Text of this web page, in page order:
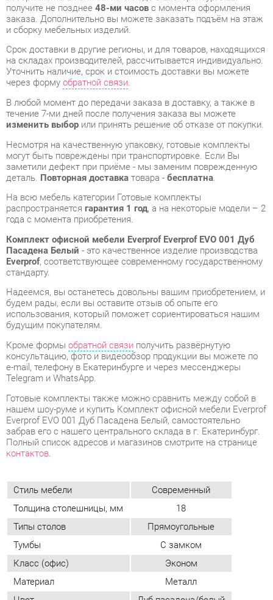
Срок доставки в другие регионы, и для товаров, находящихся
на складах производителей, рассчитывается индивидуально.
Уточнить наличие, срок и стоимость доставки вы можете
через форму обратной связи
В любой момент до передачи заказа в доставку, а также в
течение 7-ми дней после получения заказа вы можете
изменить выборили принять решение об отказе от покупки.
Несмотря на качественную упаковку, готовые комплекты
могут быть повреждены при транспортировке. Если Вы
заметили дефект при приёме - мы заменим поврежденную
деталь.Повторная доставка товара -бесплатна.
На всю мебель категории Готовые комплекты
распространяетсягарантия 1 год, а на некоторые модели – 2
года с момента приобретения.
Пасадена Белый- это качественное изделие производства
Everprof, соответствующее современному государственному
стандарту.
Надеемся, вы останетесь довольны вашим приобретением, и
будем рады, если вы оставите отзыв об опыте его
использования, который поможет сориентироваться нашим
будущим покупателям.
Кроме формы обратной связиполучить развёрнутую
консультацию, фото и видеообзор продукции вы можете по
e-mail, телефону в Екатеринбурге и через мессенджеры
Telegram и WhatsApp.
Готовые комплекты также можно сравнить между собой в
нашем шоу-руме и купить Комплект офисной мебели Everprof
Everprof EVO 001 Дуб Пасадена Белый, самостоятельно
забрав его с нашего центрального склада в г. Екатеринбург.
Полный список адресов и магазинов смотрите на странице
контактов
Стиль мебели
Современный
Толщина столешницы, мм
18
Тумбы
С замком
Класс (офис)
Эконом
Материал
Металл
Цвет
Дуб пасадена/белый
ОТЗЫВЫ
Пока нет отзывов, поделитесь первым своим мнением.